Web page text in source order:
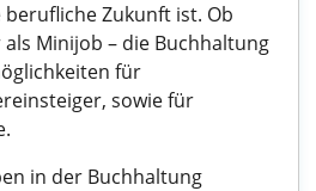
Zukunft ist. Ob
Minijob – die Buchhaltung
für
sowie für
in der Buchhaltung